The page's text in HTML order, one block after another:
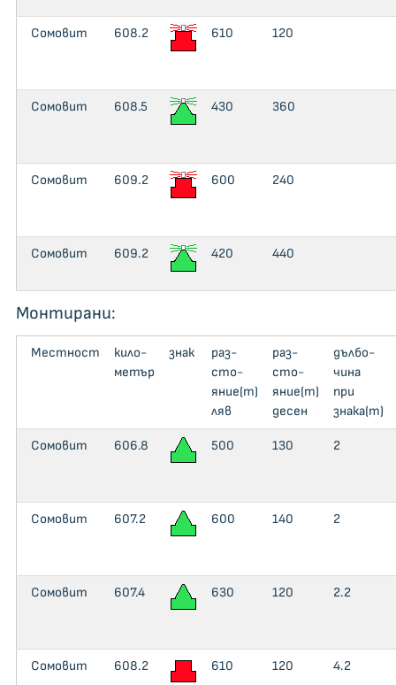
Сомовит 608.2 610 120
Сомовит 608.5 430 360
Сомовит 609.2 600 240
Сомовит 609.2 420 440
Монтирани:
Местност
кило­
метър
знак
раз­
сто­
яние(m)
ляв
раз­
сто­
яние(m)
десен
дъл­бо­
чи­на
при
знака(m)
Сомовит 606.8 500 130 2
Сомовит 607.2 600 140 2
Сомовит 607.4 630 120 2.2
Сомовит 608.2 610 120 4.2